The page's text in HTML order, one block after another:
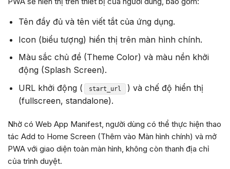
Tên đầy đủ và tên viết tắt của ứng dụng.
Icon (biểu tượng) hiển thị trên màn hình chính.
Màu sắc chủ đề (Theme Color) và màu nền khởi
động (Splash Screen).
URL khởi động (
start_url
) và chế độ hiển thị
(fullscreen, standalone).
Nhờ có Web App Manifest, người dùng có thể thực hiện thao
tác Add to Home Screen (Thêm vào Màn hình chính) và mở
PWA với giao diện toàn màn hình, không còn thanh địa chỉ
của trình duyệt.